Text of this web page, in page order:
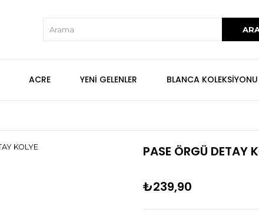
ACRE YENİ GELENLER BLANCA KOLEKSİYONU
PASE ÖRGÜ DETAY
₺239,90